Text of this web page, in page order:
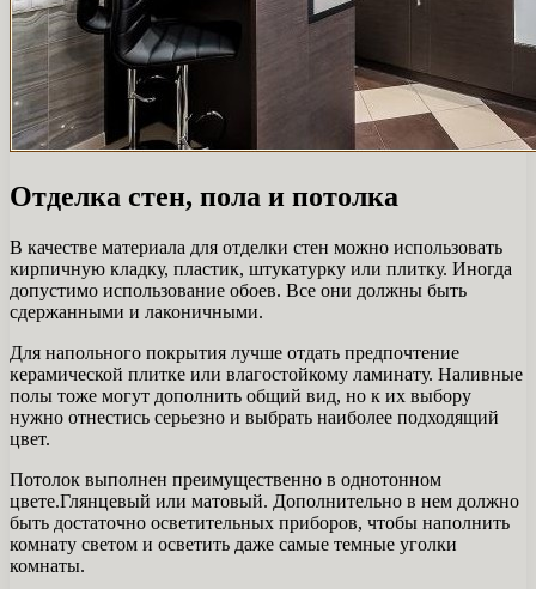
Отделка стен, пола и потолка
В качестве материала для отделки стен можно использовать
кирпичную кладку, пластик, штукатурку или плитку. Иногда
допустимо использование обоев. Все они должны быть
сдержанными и лаконичными.
Для напольного покрытия лучше отдать предпочтение
керамической плитке или влагостойкому ламинату. Наливные
полы тоже могут дополнить общий вид, но к их выбору
нужно отнестись серьезно и выбрать наиболее подходящий
цвет.
Потолок выполнен преимущественно в однотонном
цвете.Глянцевый или матовый. Дополнительно в нем должно
быть достаточно осветительных приборов, чтобы наполнить
комнату светом и осветить даже самые темные уголки
комнаты.